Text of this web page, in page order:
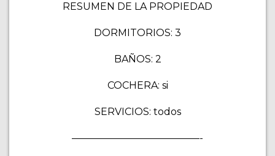
RESUMEN DE LA PROPIEDAD
DORMITORIOS: 3
BAÑOS: 2
COCHERA: si
SERVICIOS: todos
—————————————-